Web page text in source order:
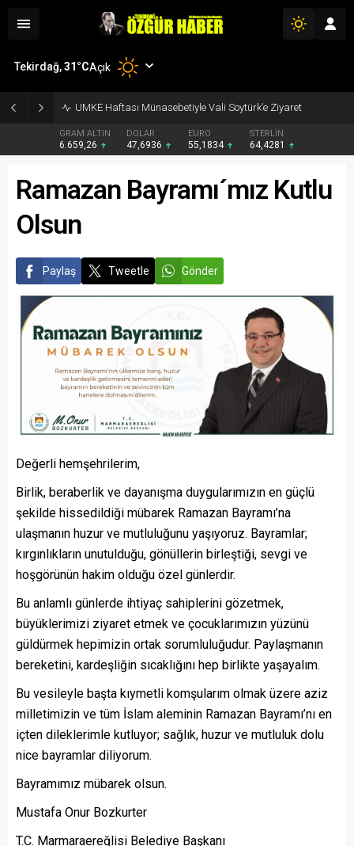
UMKE Haftası Münasebetiyle Vali Soytürk’e Ziyaret
GRAM ALTIN
6.659,26
DOLAR
47,6936
EURO
55,1834
STERLİN
64,4281
Tekirdağ,31°CAçık
Ramazan Bayramı´mız Kutlu
Olsun
Paylaş Tweetle Gönder
Değerli hemşehrilerim,
Birlik, beraberlik ve dayanışma duygularımızın en güçlü
şekilde hissedildiği mübarek Ramazan Bayramı’na
ulaşmanın huzur ve mutluluğunu yaşıyoruz. Bayramlar;
kırgınlıkların unutulduğu, gönüllerin birleştiği, sevgi ve
hoşgörünün hakim olduğu özel günlerdir.
Bu anlamlı günlerde ihtiyaç sahiplerini gözetmek,
büyüklerimizi ziyaret etmek ve çocuklarımızın yüzünü
güldürmek hepimizin ortak sorumluluğudur. Paylaşmanın
bereketini, kardeşliğin sıcaklığını hep birlikte yaşayalım.
Bu vesileyle başta kıymetli komşularım olmak üzere aziz
milletimizin ve tüm İslam aleminin Ramazan Bayramı’nı en
içten dileklerimle kutluyor; sağlık, huzur ve mutluluk dolu
nice bayramlar diliyorum.
Bayramımız mübarek olsun.
Mustafa Onur Bozkurter
T.C. Marmaraereğlisi Belediye Başkanı